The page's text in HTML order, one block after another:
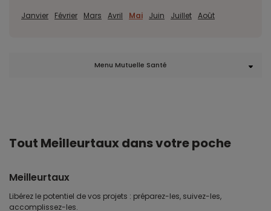
Janvier Février Mars Avril Mai Juin Juillet Août
Menu Mutuelle Santé
Tout Meilleurtaux dans votre poche
Meilleurtaux
Libérez le potentiel de vos projets : préparez-les, suivez-les,
accomplissez-les.